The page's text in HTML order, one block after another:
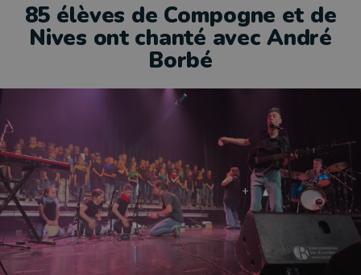
85 élèves de Compogne et de
Nives ont chanté avec André
Borbé